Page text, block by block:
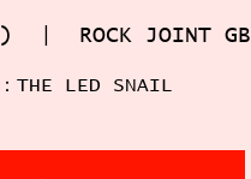
ROCK JOINT GB
THE LED SNAIL